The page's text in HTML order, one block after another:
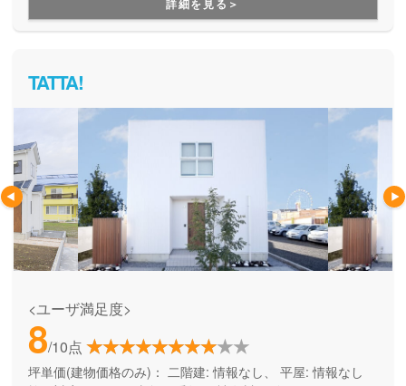
TATTA!
<ユーザ満足度>
8/10点
坪単価(建物価格のみ)： 二階建: 情報なし、 平屋: 情報なし